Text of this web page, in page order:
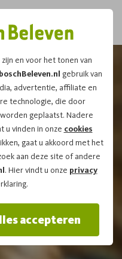
en voor het tonen van
gebruik van
advertentie, affiliate en
technologie, die door
geplaatst. Nadere
u vinden in onze cookies
gaat u akkoord met het
aan deze site of andere
. Hier vindt u onze privacy
accepteren